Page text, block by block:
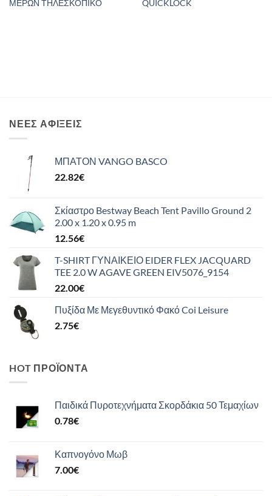
ΜΕΡΩΝ ΤΗΛΕΣΚΟΠΙΚΟ QUICKLOCK
ΝΈΕΣ ΑΦΊΞΕΙΣ
ΜΠΑΤΟΝ VANGO BASCO
22.82€
Σκίαστρο Bestway Beach Tent Pavillo Ground 2
2.00 x 1.20 x 0.95 m
12.56€
T-SHIRT ΓΥΝΑΙΚΕΙΟ EIDER FLEX JACQUARD
TEE 2.0 W AGAVE GREEN EIV5076_9154
22.00€
Πυξίδα Με Μεγεθυντικό Φακό Coi Leisure
2.75€
HOT ΠΡΟΪΌΝΤΑ
Παιδικά Πυροτεχνήματα Σκορδάκια 50 Τεμαχίων
0.78€
Καπνογόνο Μωβ
7.00€